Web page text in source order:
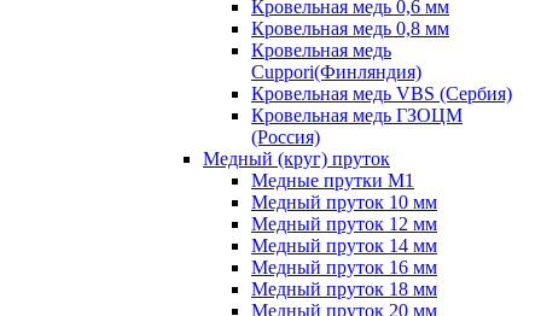
Кровельная медь 0,6 мм
Кровельная медь 0,8 мм
Кровельная медь
Cuppori(Финляндия)
Кровельная медь VBS (Сербия)
Кровельная медь ГЗОЦМ
(Россия)
Медный (круг) пруток
Медные прутки М1
Медный пруток 10 мм
Медный пруток 12 мм
Медный пруток 14 мм
Медный пруток 16 мм
Медный пруток 18 мм
Медный пруток 20 мм